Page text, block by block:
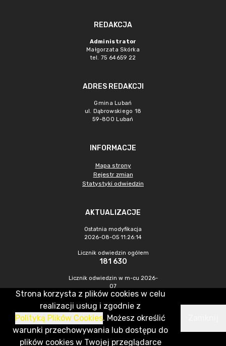
REDAKCJA
Administrator
Małgorzata Skórka
tel. 75 64659 22
ADRES REDAKCJI
Gmina Lubań
ul. Dąbrowskiego 18
59-800 Lubań
INFORMACJE
Mapa strony
Rejestr zmian
Statystyki odwiedzin
AKTUALIZACJE
Ostatnia modyfikacja
2026-08-05 11:26:14
Licznik odwiedzin ogółem
181 630
Licznik odwiedzin w m-cu 2026-
07
221
CMS & Hosting: Nefeni Sp. z o.o.
Strona korzysta z plików cookies w celu
realizacji usług i zgodnie z
Polityką Plików Cookies. Możesz określić
warunki przechowywania lub dostępu do
plików cookies w Twojej przeglądarce